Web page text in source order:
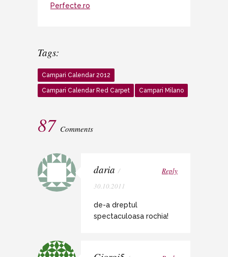
Perfecte.ro
Tags:
Campari Calendar 2012
Campari Calendar Red Carpet Campari Milano
87 Comments
daria /
30.10.2011
Reply
de-a dreptul
spectaculoasa rochia!